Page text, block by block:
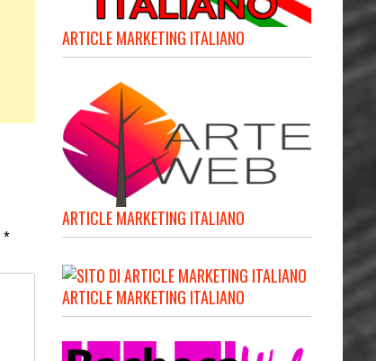
*
ARTICLE MARKETING ITALIANO
ARTICLE MARKETING ITALIANO
ARTICLE MARKETING ITALIANO